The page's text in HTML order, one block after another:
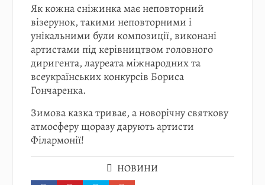
Як кожна сніжинка має неповторний
візерунок, такими неповторними і
унікальними були композиції, виконані
артистами під керівництвом головного
диригента, лауреата міжнародних та
всеукраїнських конкурсів Бориса
Гончаренка.
Зимова казка триває, а новорічну святкову
атмосферу щоразу дарують артисти
Філармонії!
НОВИНИ